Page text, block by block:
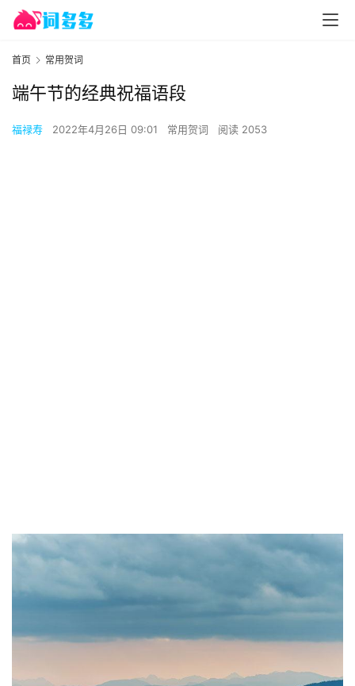
首页 常用贺词
端午节的经典祝福语段
福禄寿 2022年4月26日 09:01 常用贺词 阅读 2053